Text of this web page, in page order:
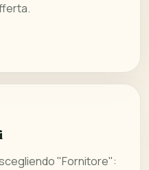
"Fornitore":